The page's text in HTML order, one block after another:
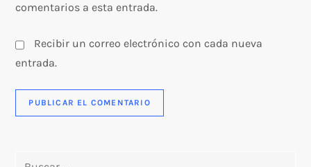
comentarios a esta entrada.
Recibir un correo electrónico con cada nueva
entrada.